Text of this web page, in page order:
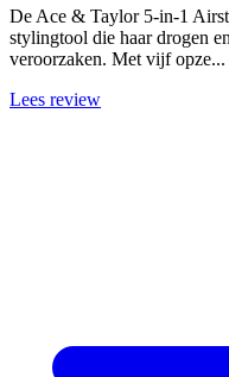
De Ace & Taylor 5-in-1
stylingtool die haar drogen
veroorzaken. Met vijf opze...
Lees review